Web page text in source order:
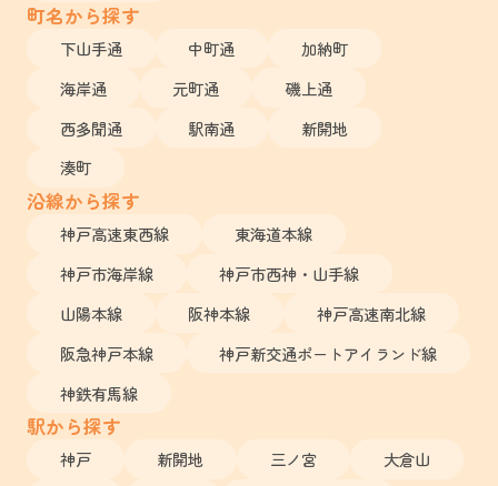
町名から探す
下山手通 中町通
加納町
海岸通
元町通
磯上通
西多聞通
駅南通
新開地
湊町
沿線から探す
神戸高速東西線
東海道本線
神戸市海岸線
神戸市西神・山手線
山陽本線
阪神本線
神戸高速南北線
阪急神戸本線
神戸新交通ポートアイランド線
神鉄有馬線
駅から探す
神戸 新開地 三ノ宮
大倉山